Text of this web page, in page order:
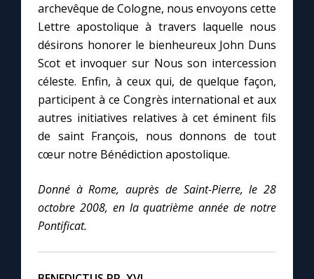
archevêque de Cologne, nous envoyons cette
Lettre apostolique à travers laquelle nous
désirons honorer le bienheureux John Duns
Scot et invoquer sur Nous son intercession
céleste. Enfin, à ceux qui, de quelque façon,
participent à ce Congrès international et aux
autres initiatives relatives à cet éminent fils
de saint François, nous donnons de tout
cœur notre Bénédiction apostolique.
Donné à Rome, auprès de Saint-Pierre, le 28
octobre 2008, en la quatrième année de notre
Pontificat.